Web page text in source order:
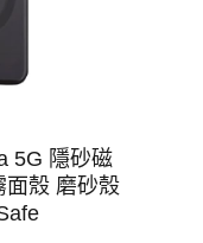
5G 隱砂磁
面殼 磨砂殼